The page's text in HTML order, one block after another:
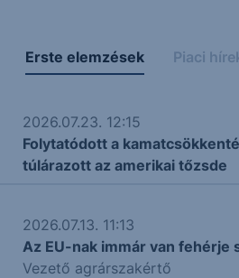
Erste elemzések Piaci
2026.07.23. 12:15
Folytatódott a
túlárazott az amerikai tőzsde
2026.07.13. 11:13
Az EU-nak immár van fehérje
Vezető agrárszakértő